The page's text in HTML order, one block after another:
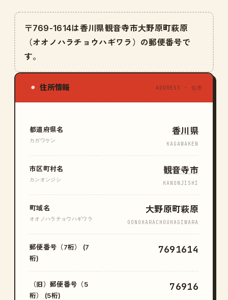
〒769-1614は香川県観音寺市大野原町萩原
（オオノハラチョウハギワラ）の郵便番号で
す。
◉ 住所情報 ADDRESS · 住所
都道府県名
カガワケン
香川県
KAGAWAKEN
市区町村名
カンオンジシ
観音寺市
KANONJISHI
町域名
オオノハラチョウハギワラ
大野原町萩原
OONOHARACHOUHAGIWARA
郵便番号（7桁） (7
桁)
7691614
（旧）郵便番号（5
桁） (5桁)
76916